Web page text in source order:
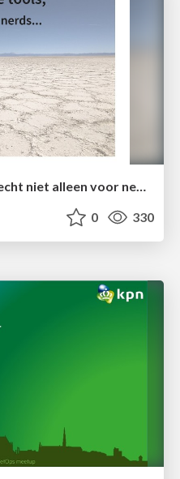
Tekst-gebaseerde tools, echt niet alleen voor nerds...
0 330